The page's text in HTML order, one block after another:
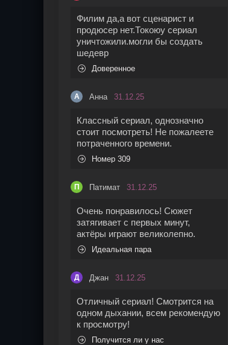
Филим да,а вот сценарист и
продюсер нет.Токоюу сериал
уничтожили.могли бы создать
шедевр
Доверенное
А Анна 31.12.25
Классный сериал, однозначно
стоит посмотреть! Не пожалеете
потраченного времени.
Номер 309
П Патимат 31.12.25
Очень понравилось! Сюжет
затягивает с первых минут,
актёры играют великолепно.
Идеальная пара
Д Джан 31.12.25
Отличный сериал! Смотрится на
одном дыхании, всем рекомендую
к просмотру!
Получится ли у нас